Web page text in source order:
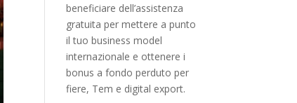
beneficiare dell’assistenza
gratuita per mettere a punto
il tuo business model
internazionale e ottenere i
bonus a fondo perduto per
fiere, Tem e digital export.